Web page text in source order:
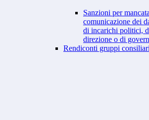
Sanzioni per
comunicazione dei
di incarichi politici,
direzione o di
Rendiconti gruppi